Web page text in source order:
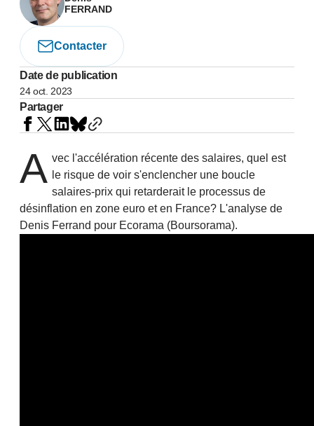
FERRAND
Contacter
Date de publication
24 oct. 2023
Partager
A vec l'accélération récente des salaires, quel est
le risque de voir s'enclencher une boucle
salaires-prix qui retarderait le processus de
désinflation en zone euro et en France? L'analyse de
Denis Ferrand pour Ecorama (Boursorama).